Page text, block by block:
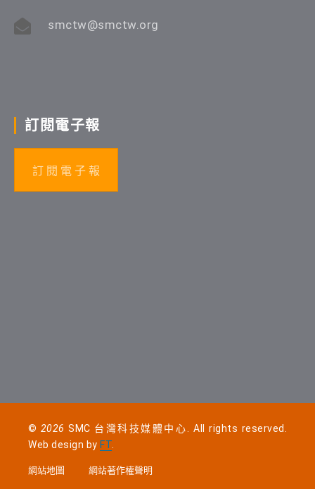
smctw@smctw.org
訂閱電子報
訂 閱 電 子 報
© 2026 SMC 台灣科技媒體中心. All rights reserved.
Web design by FT
網站地圖 網站著作權聲明